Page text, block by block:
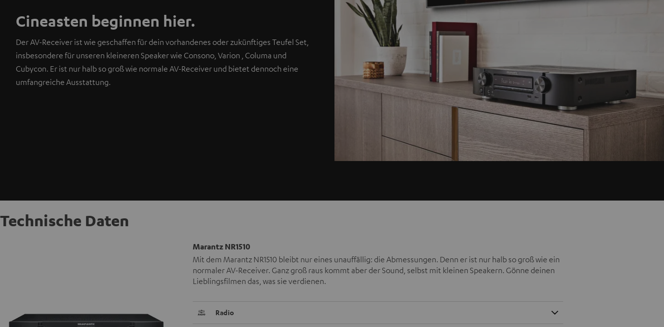
Cineasten beginnen hier.
Der AV-Receiver ist wie geschaffen für dein vorhandenes oder zukünftiges Teufel Set,
insbesondere für unseren kleineren Speaker wie Consono, Varion , Columa und
Cubycon. Er ist nur halb so groß wie normale AV-Receiver und bietet dennoch eine
umfangreiche Ausstattung.
Technische Daten
Marantz NR1510
Mit dem Marantz NR1510 bleibt nur eines unauffällig: die Abmessungen. Denn er ist nur halb so groß wie ein
normaler AV-Receiver. Ganz groß raus kommt aber der Sound, selbst mit kleinen Speakern. Gönne deinen
Lieblingsfilmen das, was sie verdienen.
Radio